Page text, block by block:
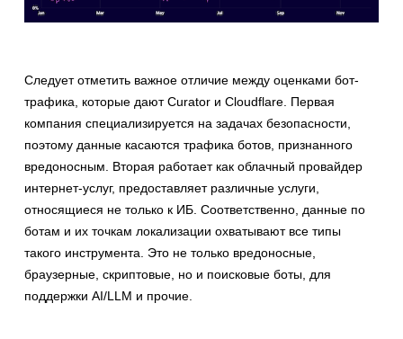
Следует отметить важное отличие между оценками бот-
трафика, которые дают Curator и Cloudflare. Первая
компания специализируется на задачах безопасности,
поэтому данные касаются трафика ботов, признанного
вредоносным. Вторая работает как облачный провайдер
интернет-услуг, предоставляет различные услуги,
относящиеся не только к ИБ. Соответственно, данные по
ботам и их точкам локализации охватывают все типы
такого инструмента. Это не только вредоносные,
браузерные, скриптовые, но и поисковые боты, для
поддержки AI/LLM и прочие.